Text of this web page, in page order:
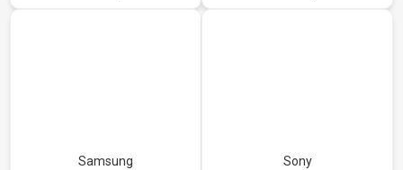
Samsung Sony